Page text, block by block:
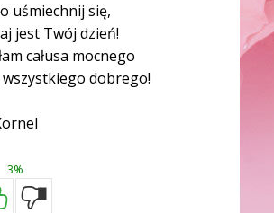
uśmiechnij się,
jest Twój dzień!
całusa mocnego
wszystkiego dobrego!
3%